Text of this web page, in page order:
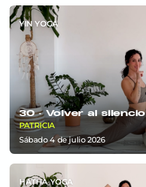
YIN YOGA
30 · Volver al silencio
PATRICIA
sábado 4dejulio 2026
HATHA YOGA